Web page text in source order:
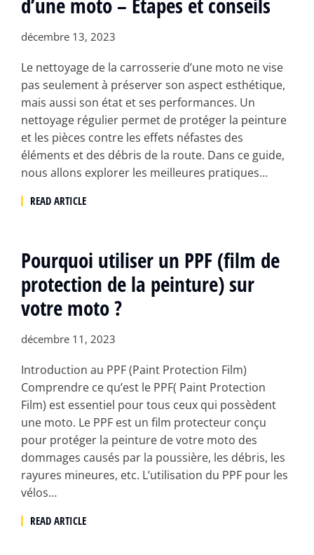
décembre 13, 2023
Le nettoyage de la carrosserie d’une moto ne vise
pas seulement à préserver son aspect esthétique,
mais aussi son état et ses performances. Un
nettoyage régulier permet de protéger la peinture
et les pièces contre les effets néfastes des
éléments et des débris de la route. Dans ce guide,
nous allons explorer les meilleures pratiques…
READ ARTICLE
Pourquoi utiliser un PPF (film de
protection de la peinture) sur
votre moto ?
décembre 11, 2023
Introduction au PPF (Paint Protection Film)
Comprendre ce qu’est le PPF( Paint Protection
Film) est essentiel pour tous ceux qui possèdent
une moto. Le PPF est un film protecteur conçu
pour protéger la peinture de votre moto des
dommages causés par la poussière, les débris, les
rayures mineures, etc. L’utilisation du PPF pour les
vélos…
READ ARTICLE